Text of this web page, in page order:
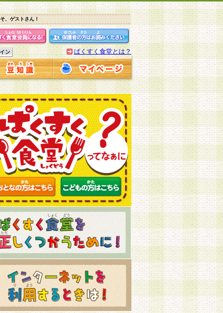
、ゲストさん！
ぱくすく食堂とは？